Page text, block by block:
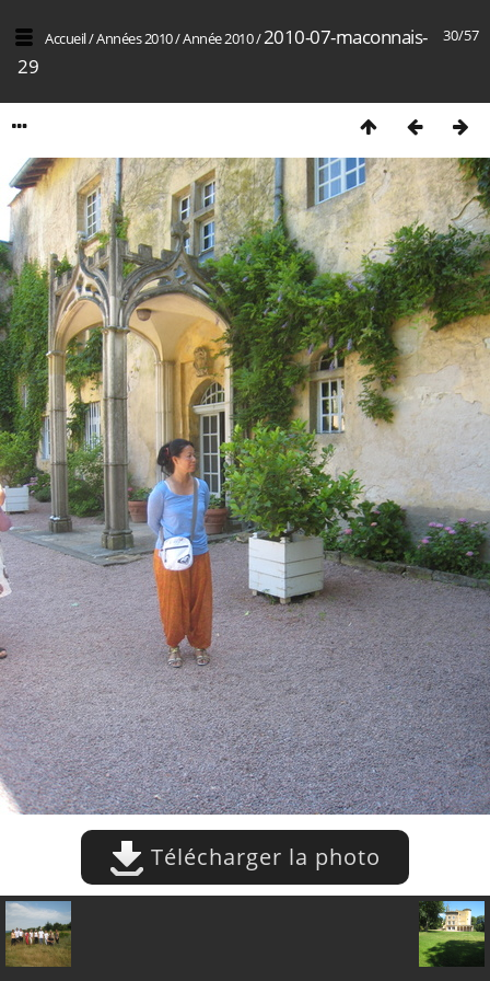
30/57
Accueil/Années 2010/Année 2010/2010-07-maconnais-
29
Télécharger la photo